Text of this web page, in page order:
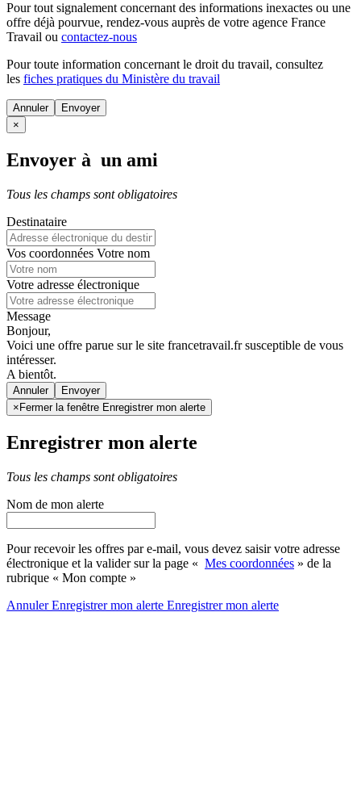
Pour tout signalement concernant des informations inexactes ou une
offre déjà pourvue, rendez-vous auprès de votre agence France
Travail ou contactez-nous
Pour toute information concernant le droit du travail, consultez
les fiches pratiques du Ministère du travail
Annuler
×
Envoyer à un ami
Tous les champs sont obligatoires
Destinataire
Vos coordonnées Votre nom
Votre adresse électronique
Message
Bonjour,
Voici une offre parue sur le site francetravail.fr susceptible de vous
intéresser.
A bientôt.
Annuler
× Fermer la fenêtre Enregistrer mon alerte
Enregistrer mon alerte
Tous les champs sont obligatoires
Nom de mon alerte
Pour recevoir les offres par e-mail, vous devez saisir votre adresse
électronique et la valider sur la page « Mes coordonnées » de la
rubrique « Mon compte »
AnnulerEnregistrer mon alerte Enregistrermon alerte